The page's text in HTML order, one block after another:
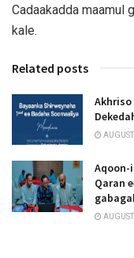
Cadaakadda maamul
kale.
Related posts
Akhriso
Aqoon-
Qaran